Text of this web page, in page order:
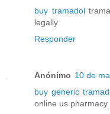
buy tramadol
legally
Responder
Anónimo 10 de
buy generic
online us pharmacy